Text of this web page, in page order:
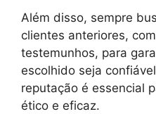
Além disso, sempre
clientes anteriores,
testemunhos, para
escolhido seja
reputação é essencial
ético e eficaz.